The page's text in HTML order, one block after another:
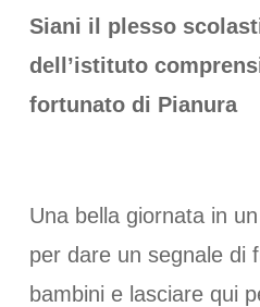
Siani il plesso
dell’istituto
fortunato di Pianura
Una bella giornata in
per dare un segnale di
bambini e lasciare qui